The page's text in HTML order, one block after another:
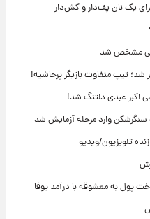
مشخص شد
شد؛ تیپ متفاوت بازیگر پرحاشیه!
اکبر عبدی دلتنگ شد!
سنگرشکن وارد مرحله آزمایش شد
تلویزیون/ویدیو
پول به معشوقه با درآمد یوفا